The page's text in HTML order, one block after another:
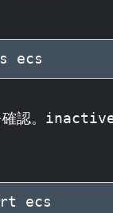
ecs
認。
ecs